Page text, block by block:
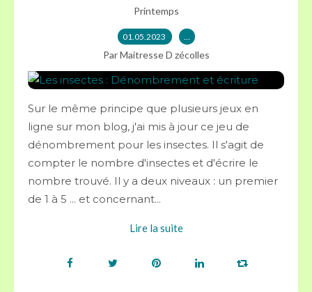
Printemps
01.05.2023 …
Par Maitresse D zécolles
Sur le même principe que plusieurs jeux en
ligne sur mon blog, j'ai mis à jour ce jeu de
dénombrement pour les insectes. Il s'agit de
compter le nombre d'insectes et d'écrire le
nombre trouvé. Il y a deux niveaux : un premier
de 1 à 5 ... et concernant...
Lire la suite